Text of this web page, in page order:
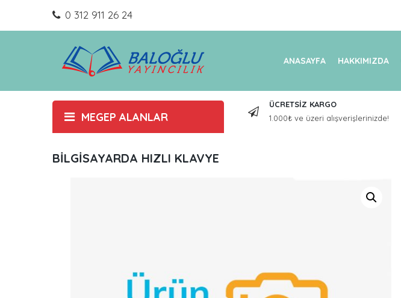
0 312 911 26 24
ANASAYFA HAKKIMIZDA
MEGEP ALANLAR
ÜCRETSİZ KARGO
1.000₺ ve üzeri alışverişlerinizde!
BİLGİSAYARDA HIZLI KLAVYE